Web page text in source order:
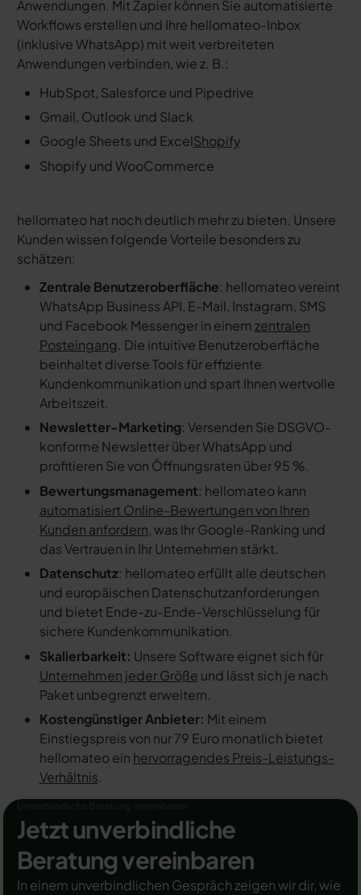
Anwendungen. Mit Zapier können Sie automatisierte
Workflows erstellen und Ihre hellomateo-Inbox
(inklusive WhatsApp) mit weit verbreiteten
Anwendungen verbinden, wie z. B.:
HubSpot, Salesforce und Pipedrive
Gmail, Outlook und Slack
Google Sheets und ExcelShopify
Shopify und WooCommerce
hellomateo hat noch deutlich mehr zu bieten. Unsere
Kunden wissen folgende Vorteile besonders zu
schätzen:
Zentrale Benutzeroberfläche: hellomateo vereint
WhatsApp Business API, E-Mail, Instagram, SMS
und Facebook Messenger in einem zentralen
Posteingang. Die intuitive Benutzeroberfläche
beinhaltet diverse Tools für effiziente
Kundenkommunikation und spart Ihnen wertvolle
Arbeitszeit.
Newsletter-Marketing: Versenden Sie DSGVO-
konforme Newsletter über WhatsApp und
profitieren Sie von Öffnungsraten über 95 %.
Bewertungsmanagement: hellomateo kann
automatisiert Online-Bewertungen von Ihren
Kunden anfordern, was Ihr Google-Ranking und
das Vertrauen in Ihr Unternehmen stärkt.
Datenschutz: hellomateo erfüllt alle deutschen
und europäischen Datenschutzanforderungen
und bietet Ende-zu-Ende-Verschlüsselung für
sichere Kundenkommunikation.
Skalierbarkeit: Unsere Software eignet sich für
Unternehmen jeder Größe und lässt sich je nach
Paket unbegrenzt erweitern.
Kostengünstiger Anbieter: Mit einem
Einstiegspreis von nur 79 Euro monatlich bietet
hellomateo ein hervorragendes Preis-Leistungs-
Verhältnis.
Jetzt unverbindliche
Beratung vereinbaren
In einem unverbindlichen Gespräch zeigen wir dir, wie